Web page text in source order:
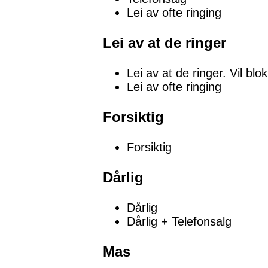
Lei av ofte ringing
Lei av at de ringer
Lei av at de ringer. Vil
Lei av ofte ringing
Forsiktig
Forsiktig
Dårlig
Dårlig
Dårlig + Telefonsalg
Mas